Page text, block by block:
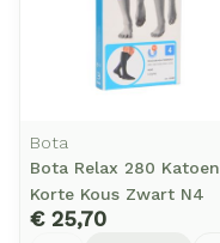
Bota
Bota Relax 280 Katoen
Korte Kous Zwart N4
€ 25,70